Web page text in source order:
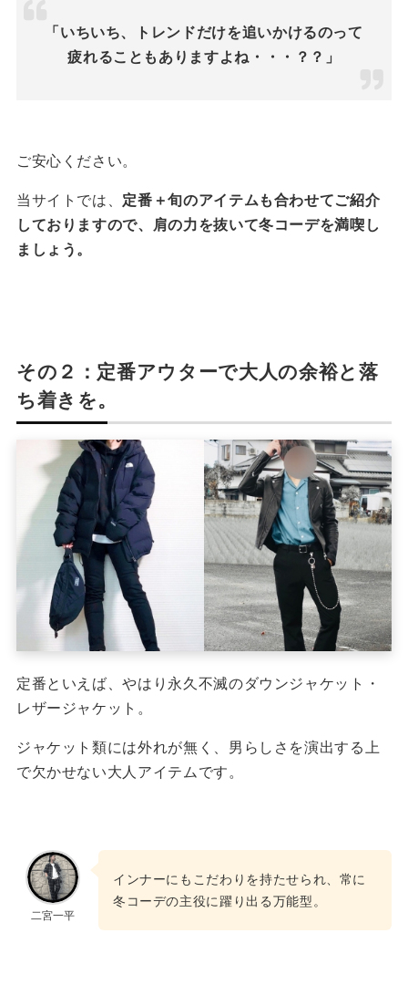
「いちいち、トレンドだけを追いかけるのって
疲れることもありますよね・・・？？」
ご安心ください。
当サイトでは、 定番＋旬のアイテムも合わせてご紹介
しておりますので、肩の力を抜いて冬コーデを満喫し
ましょう。
その２：定番アウターで大人の余裕と落
ち着きを。
定番といえば、やはり永久不滅のダウンジャケット・
レザージャケット。
ジャケット類には外れが無く、男らしさを演出する上
で欠かせない大人アイテムです。
二宮一平
インナーにもこだわりを持たせられ、常に
冬コーデの主役に躍り出る万能型。